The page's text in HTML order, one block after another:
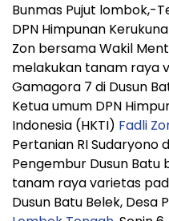
Bunmas Pujut lombok,-
DPN Himpunan
Zon bersama Wakil
melakukan tanam raya
Gamagora 7 di Dusun
Ketua umum DPN
Indonesia (HKTI) Fadli
Pertanian RI Sudaryono
Pengembur Dusun
tanam raya varietas
Dusun Batu Belek, Desa